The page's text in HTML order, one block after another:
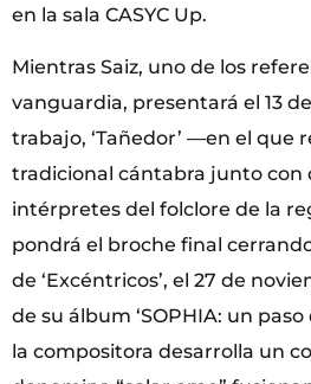
en la sala CASYC Up.
Mientras Saiz, uno de los
vanguardia, presentará el 13
trabajo, ‘Tañedor’ —en el que
tradicional cántabra junto con
intérpretes del folclore de la
pondrá el broche final
de ‘Excéntricos’, el 27 de
de su álbum ‘SOPHIA: un paso
la compositora desarrolla un